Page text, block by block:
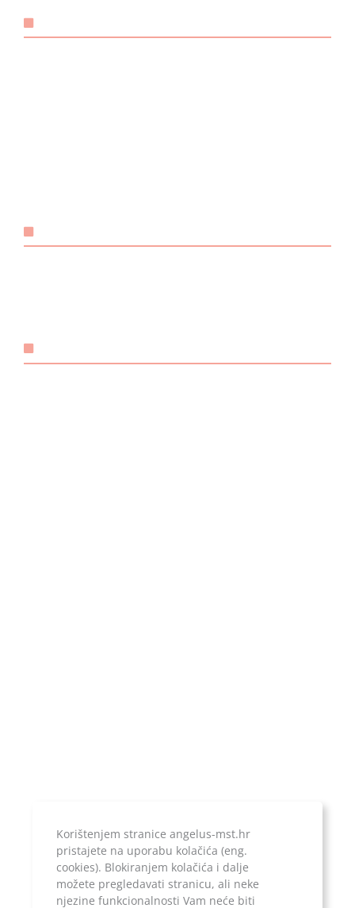
Jer ono što je zapisano, ostaje...
Korištenjem stranice angelus-mst.hr
pristajete na uporabu kolačića (eng.
cookies). Blokiranjem kolačića i dalje
možete pregledavati stranicu, ali neke
njezine funkcionalnosti Vam neće biti